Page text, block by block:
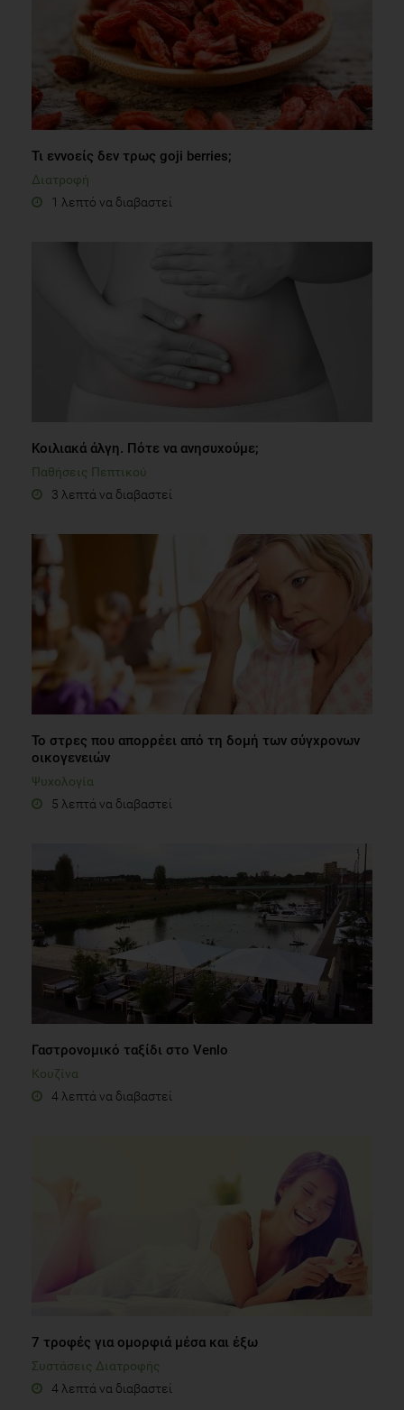
Τι εννοείς δεν τρως goji berries;
Διατροφή
1 λεπτό να διαβαστεί
Κοιλιακά άλγη. Πότε να ανησυχούμε;
Παθήσεις Πεπτικού
3 λεπτά να διαβαστεί
Το στρες που απορρέει από τη δομή των σύγχρονων
οικογενειών
Ψυχολογία
5 λεπτά να διαβαστεί
Γαστρονομικό ταξίδι στο Venlo
Κουζίνα
4 λεπτά να διαβαστεί
7 τροφές για ομορφιά μέσα και έξω
Συστάσεις Διατροφής
4 λεπτά να διαβαστεί